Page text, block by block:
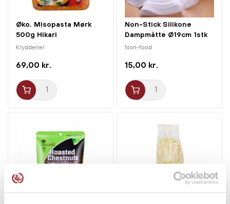
Øko. Misopasta Mørk
500g Hikari
Krydderier
69,00 kr.
Non-Stick Silikone
Dampmåtte Ø19cm 1stk
Non-food
15,00 kr.